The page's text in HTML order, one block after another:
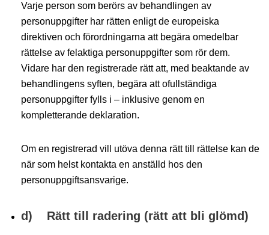
Varje person som berörs av behandlingen av
personuppgifter har rätten enligt de europeiska
direktiven och förordningarna att begära omedelbar
rättelse av felaktiga personuppgifter som rör dem.
Vidare har den registrerade rätt att, med beaktande av
behandlingens syften, begära att ofullständiga
personuppgifter fylls i – inklusive genom en
kompletterande deklaration.
Om en registrerad vill utöva denna rätt till rättelse kan de
när som helst kontakta en anställd hos den
personuppgiftsansvarige.
d) Rätt till radering (rätt att bli glömd)